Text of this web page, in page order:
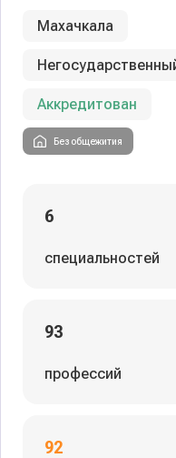
Махачкала
Аккредитован
Без общежития
6
специальностей
93
профессий
92